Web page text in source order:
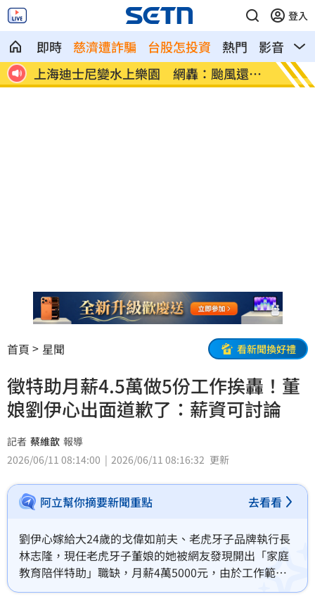
登入
即時 慈濟遭詐騙 台股怎投資 熱門 影音
熱
開
3萬英呎高空強開逃生艙門 印度男遭制伏
穿阿
面
首頁 星聞 看新聞換好禮
徵特助月薪4.5萬做5份工作挨轟！董
娘劉伊心出面道歉了：薪資可討論
記者 蔡維歆 報導
2026/06/11 08:14:00
2026/06/11 08:16:32 更新
阿立幫你摘要新聞重點 去看看
劉伊心嫁給大24歲的戈偉如前夫、老虎牙子品牌執行長
林志隆，現任老虎牙子董娘的她被網友發現開出「家庭
教育陪伴特助」職缺，月薪4萬5000元，由於工作範圍
橫跨家教、司機、保母與影音製作，掀起討論，不少網